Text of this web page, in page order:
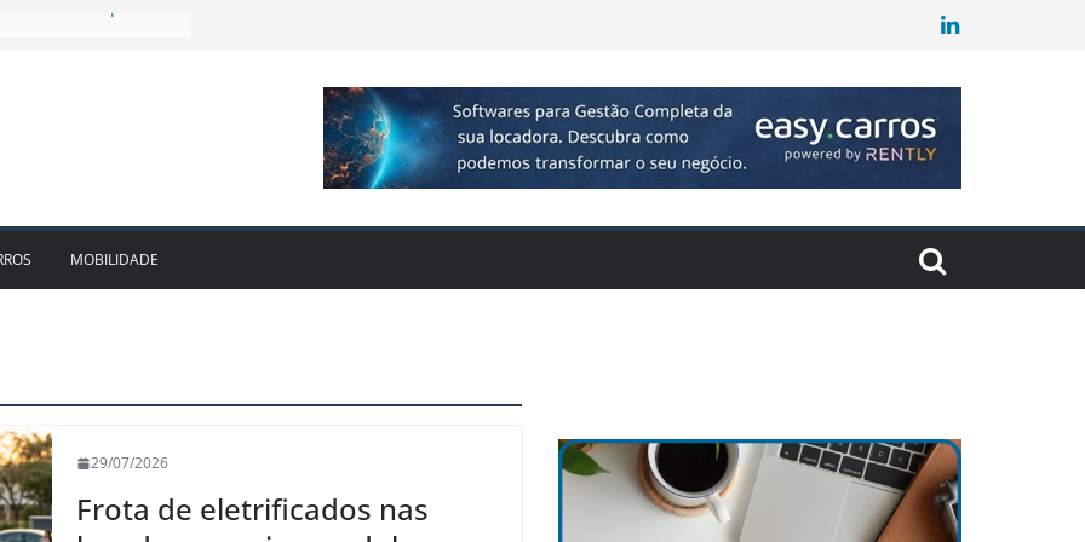
1bi no 2T26 e
de veículos
para o RJ e
leva Localiza
MOBILIDADE
29/07/2026
Frota de eletrificados nas